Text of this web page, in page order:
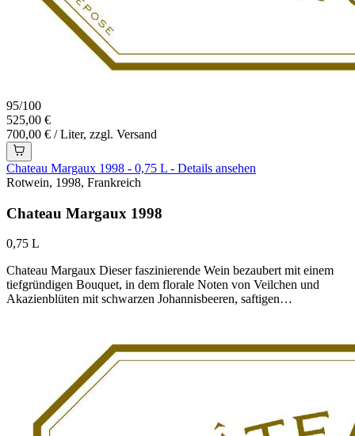
95/100
525,00 €
700,00 € / Liter, zzgl. Versand
Chateau Margaux 1998 - 0,75 L - Details ansehen
Rotwein, 1998, Frankreich
Chateau Margaux 1998
0,75 L
Chateau Margaux Dieser faszinierende Wein bezaubert mit einem
tiefgründigen Bouquet, in dem florale Noten von Veilchen und
Akazienblüten mit schwarzen Johannisbeeren, saftigen…